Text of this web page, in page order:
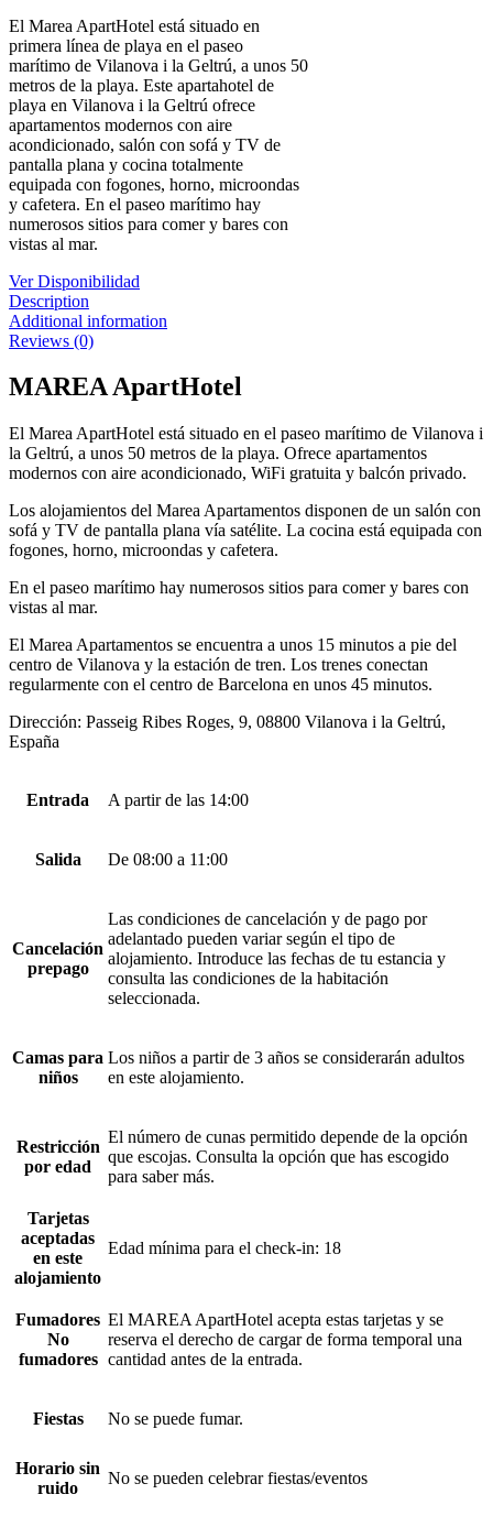
El Marea ApartHotel está situado en
primera línea de playa en el paseo
marítimo de Vilanova i la Geltrú, a unos 50
metros de la playa. Este apartahotel de
playa en Vilanova i la Geltrú ofrece
apartamentos modernos con aire
acondicionado, salón con sofá y TV de
pantalla plana y cocina totalmente
equipada con fogones, horno, microondas
y cafetera. En el paseo marítimo hay
numerosos sitios para comer y bares con
vistas al mar.
Ver Disponibilidad
Description
Additional information
Reviews (0)
MAREA ApartHotel
El Marea ApartHotel está situado en el paseo marítimo de Vilanova i
la Geltrú, a unos 50 metros de la playa. Ofrece apartamentos
modernos con aire acondicionado, WiFi gratuita y balcón privado.
Los alojamientos del Marea Apartamentos disponen de un salón con
sofá y TV de pantalla plana vía satélite. La cocina está equipada con
fogones, horno, microondas y cafetera.
En el paseo marítimo hay numerosos sitios para comer y bares con
vistas al mar.
El Marea Apartamentos se encuentra a unos 15 minutos a pie del
centro de Vilanova y la estación de tren. Los trenes conectan
regularmente con el centro de Barcelona en unos 45 minutos.
Dirección: Passeig Ribes Roges, 9, 08800 Vilanova i la Geltrú,
España
Entrada A partir de las 14:00
Salida De 08:00 a 11:00
Cancelación
prepago
Las condiciones de cancelación y de pago por
adelantado pueden variar según el tipo de
alojamiento. Introduce las fechas de tu estancia y
consulta las condiciones de la habitación
seleccionada.
Camas para
niños
Los niños a partir de 3 años se considerarán adultos
en este alojamiento.
Restricción
por edad
El número de cunas permitido depende de la opción
que escojas. Consulta la opción que has escogido
para saber más.
Tarjetas
aceptadas
en este
alojamiento
Edad mínima para el check-in: 18
Fumadores
No
fumadores
El MAREA ApartHotel acepta estas tarjetas y se
reserva el derecho de cargar de forma temporal una
cantidad antes de la entrada.
Fiestas No se puede fumar.
Horario sin
ruido
No se pueden celebrar fiestas/eventos